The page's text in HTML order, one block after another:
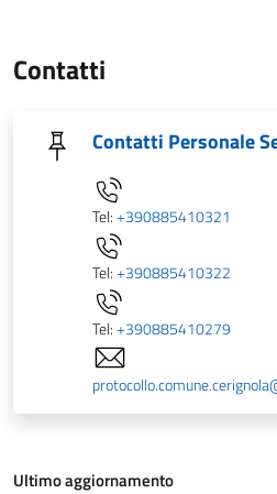
Contatti
Contatti Personale
Tel:+390885410321
Tel:+390885410322
Tel:+390885410279
Ultimo aggiornamento